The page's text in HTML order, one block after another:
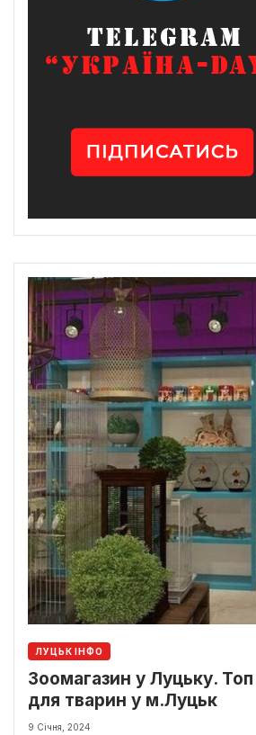
ЛУЦЬК ІНФО
Зоомагазин у Луцьку. Топ
для тварин у м.Луцьк
9 Січня, 2024